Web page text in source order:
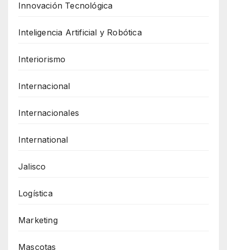
Innovación Tecnológica
Inteligencia Artificial y Robótica
Interiorismo
Internacional
Internacionales
International
Jalisco
Logística
Marketing
Mascotas